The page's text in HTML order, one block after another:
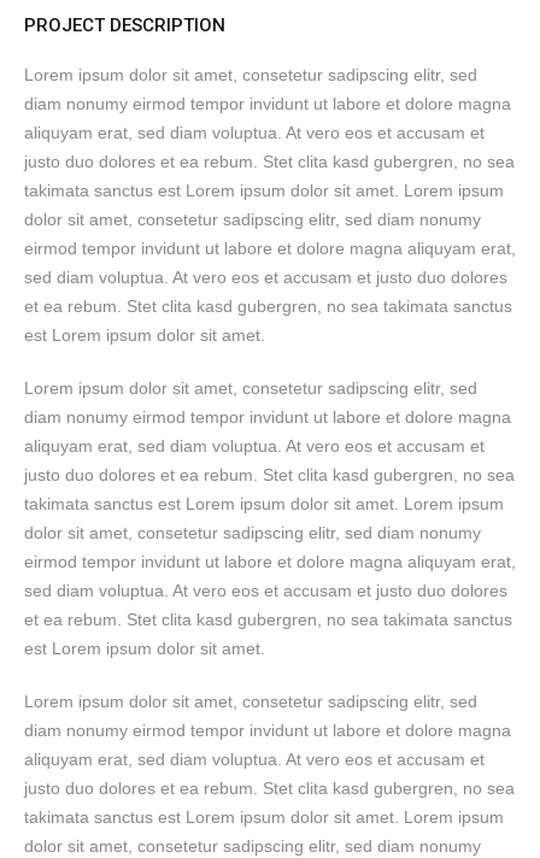
PROJECT DESCRIPTION
Lorem ipsum dolor sit amet, consetetur sadipscing elitr, sed
diam nonumy eirmod tempor invidunt ut labore et dolore magna
aliquyam erat, sed diam voluptua. At vero eos et accusam et
justo duo dolores et ea rebum. Stet clita kasd gubergren, no sea
takimata sanctus est Lorem ipsum dolor sit amet. Lorem ipsum
dolor sit amet, consetetur sadipscing elitr, sed diam nonumy
eirmod tempor invidunt ut labore et dolore magna aliquyam erat,
sed diam voluptua. At vero eos et accusam et justo duo dolores
et ea rebum. Stet clita kasd gubergren, no sea takimata sanctus
est Lorem ipsum dolor sit amet.
Lorem ipsum dolor sit amet, consetetur sadipscing elitr, sed
diam nonumy eirmod tempor invidunt ut labore et dolore magna
aliquyam erat, sed diam voluptua. At vero eos et accusam et
justo duo dolores et ea rebum. Stet clita kasd gubergren, no sea
takimata sanctus est Lorem ipsum dolor sit amet. Lorem ipsum
dolor sit amet, consetetur sadipscing elitr, sed diam nonumy
eirmod tempor invidunt ut labore et dolore magna aliquyam erat,
sed diam voluptua. At vero eos et accusam et justo duo dolores
et ea rebum. Stet clita kasd gubergren, no sea takimata sanctus
est Lorem ipsum dolor sit amet.
Lorem ipsum dolor sit amet, consetetur sadipscing elitr, sed
diam nonumy eirmod tempor invidunt ut labore et dolore magna
aliquyam erat, sed diam voluptua. At vero eos et accusam et
justo duo dolores et ea rebum. Stet clita kasd gubergren, no sea
takimata sanctus est Lorem ipsum dolor sit amet. Lorem ipsum
dolor sit amet, consetetur sadipscing elitr, sed diam nonumy